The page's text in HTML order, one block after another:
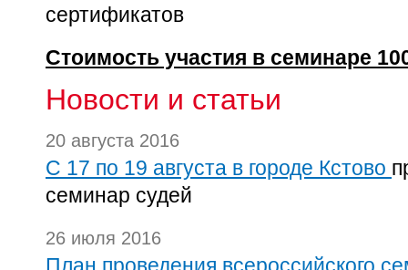
сертификатов
Стоимость участия в семинаре
Новости и статьи
20 августа 2016
С 17 по 19 августа в городе Кстово
семинар судей
26 июля 2016